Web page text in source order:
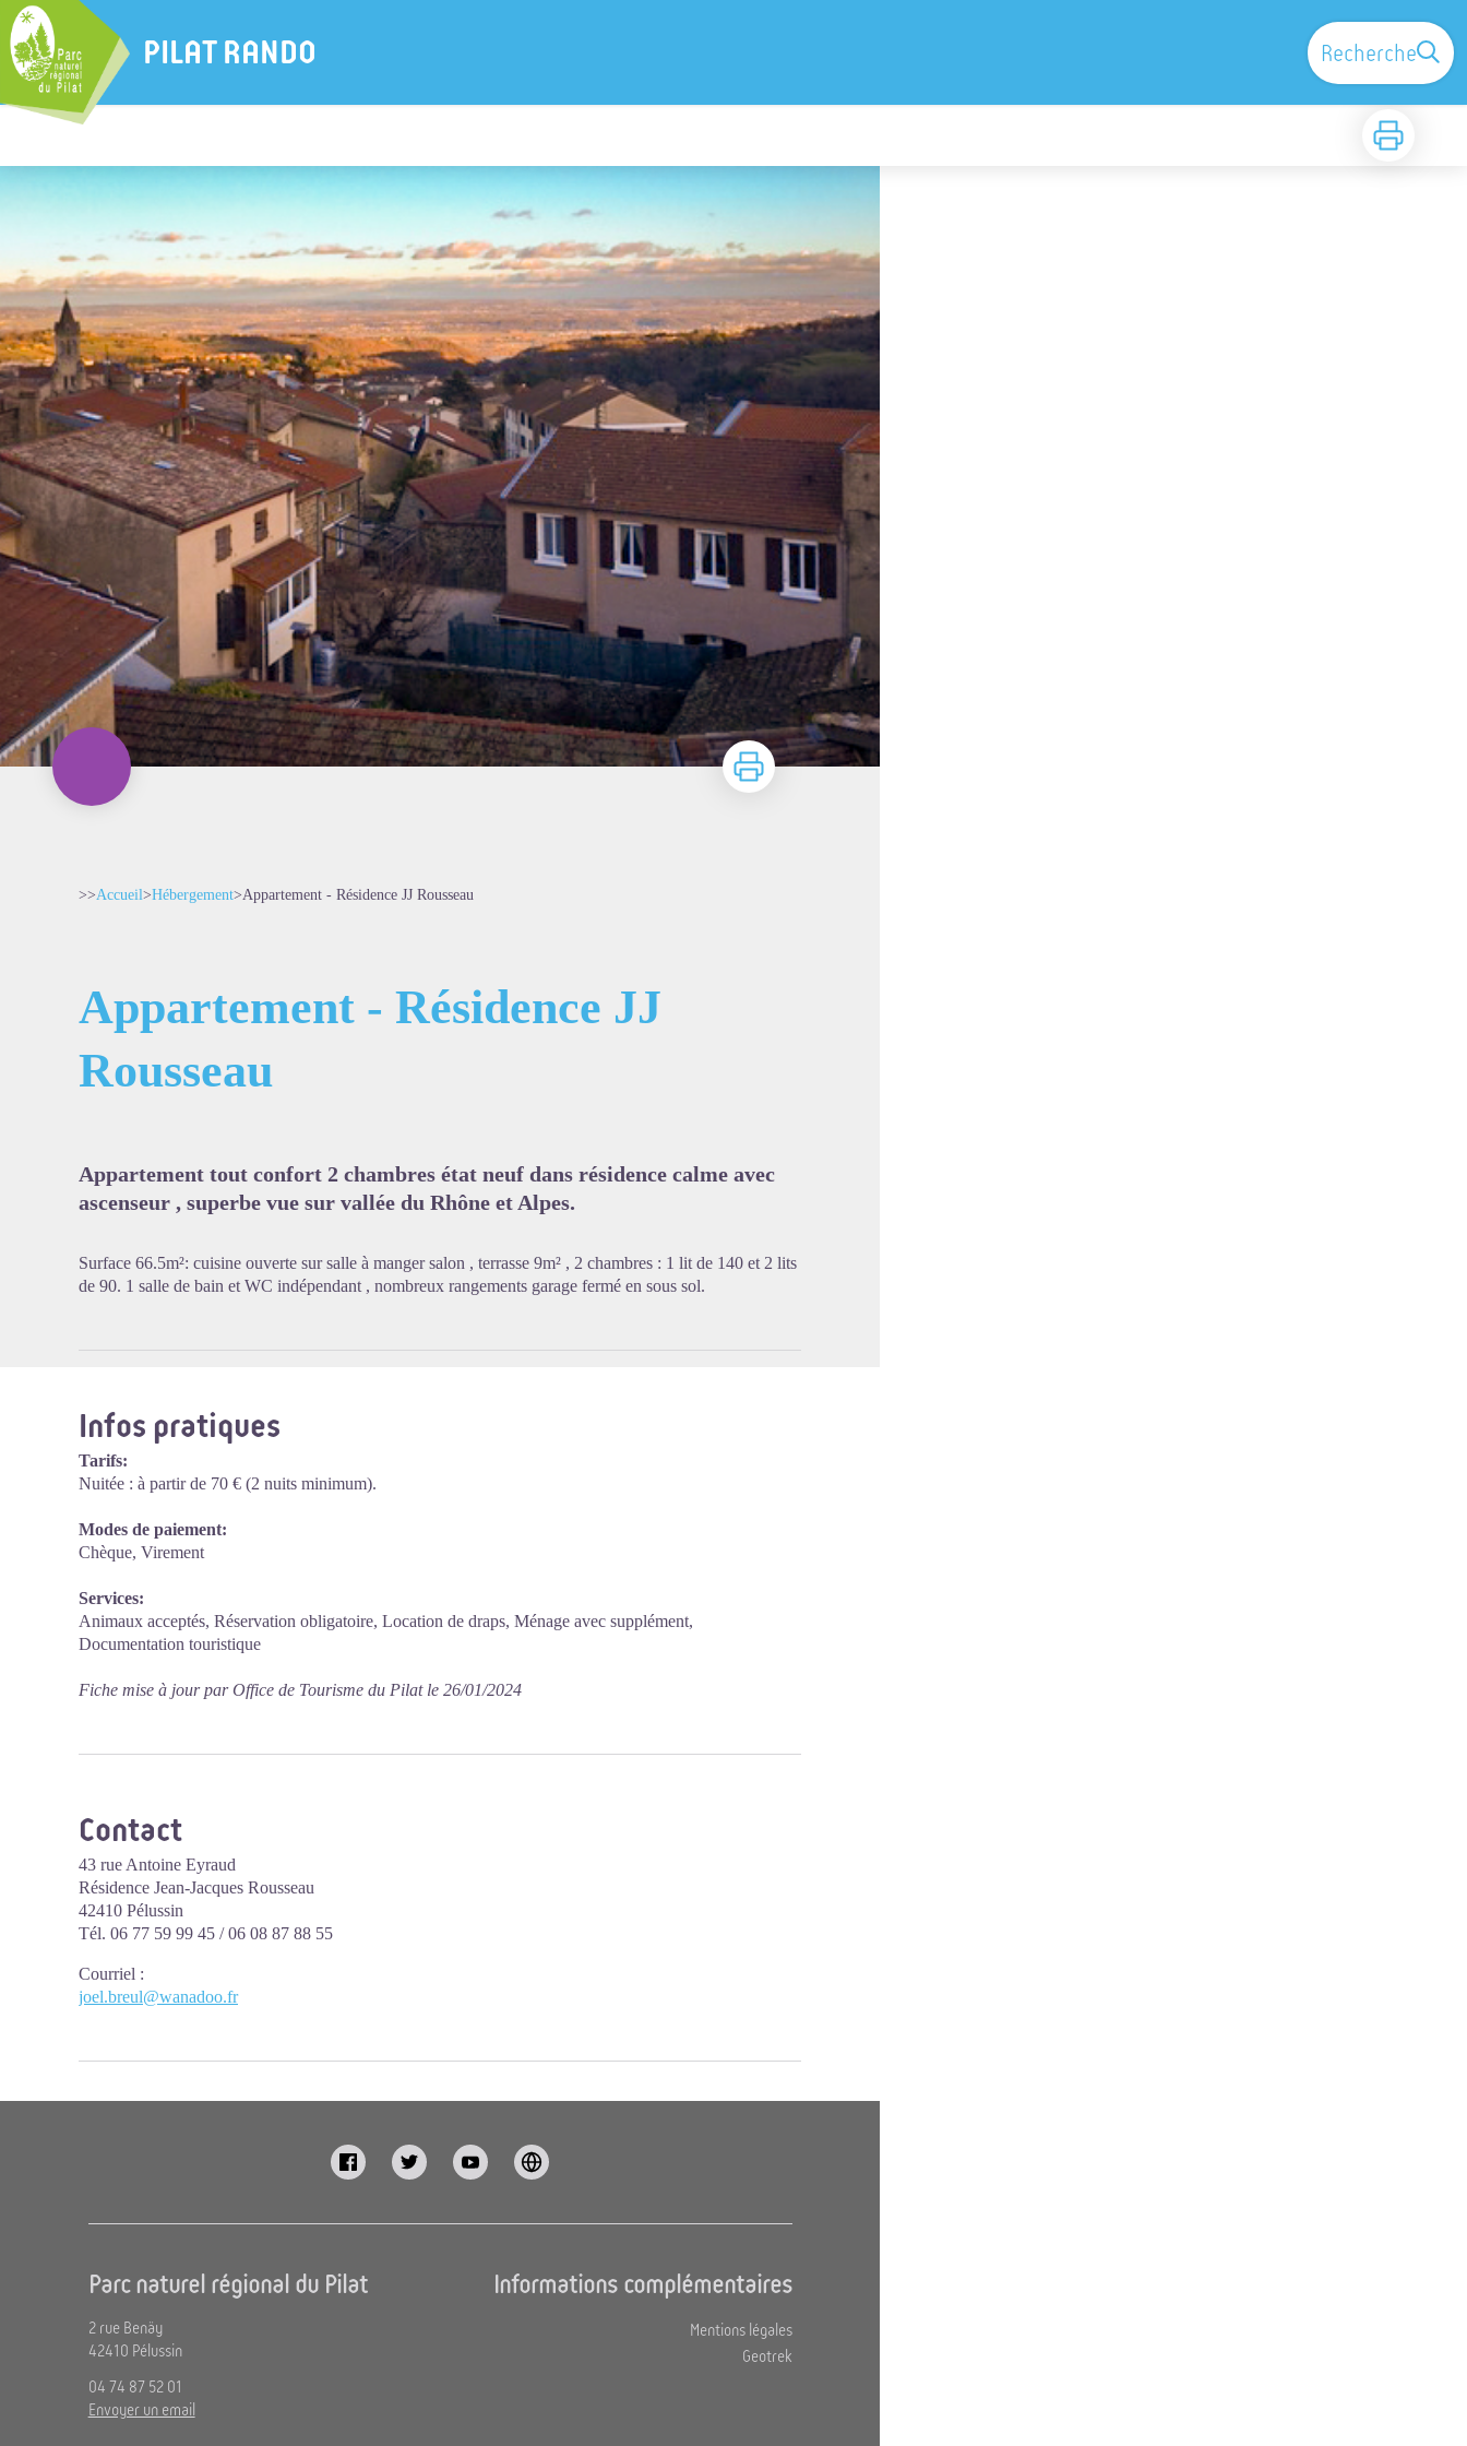
PILAT RANDO Recherche
Imprimer
Imprimer
>>Accueil>Hébergement>Appartement - Résidence JJ Rousseau
Appartement - Résidence JJ
Rousseau
Appartement tout confort 2 chambres état neuf dans résidence calme avec
ascenseur , superbe vue sur vallée du Rhône et Alpes.
Surface 66.5m²: cuisine ouverte sur salle à manger salon , terrasse 9m² , 2 chambres : 1 lit de 140 et 2 lits
de 90. 1 salle de bain et WC indépendant , nombreux rangements garage fermé en sous sol.
Infos pratiques
Tarifs:
Nuitée : à partir de 70 € (2 nuits minimum).
Modes de paiement:
Chèque, Virement
Services:
Animaux acceptés, Réservation obligatoire, Location de draps, Ménage avec supplément,
Documentation touristique
Fiche mise à jour par Office de Tourisme du Pilat le 26/01/2024
Contact
43 rue Antoine Eyraud
Résidence Jean-Jacques Rousseau
42410 Pélussin
Tél. 06 77 59 99 45 / 06 08 87 88 55
Courriel :
joel.breul@wanadoo.fr
Parc naturel régional du Pilat
2 rue Benäy
42410 Pélussin
04 74 87 52 01
Envoyer un email
Informations complémentaires
Mentions légales
Geotrek